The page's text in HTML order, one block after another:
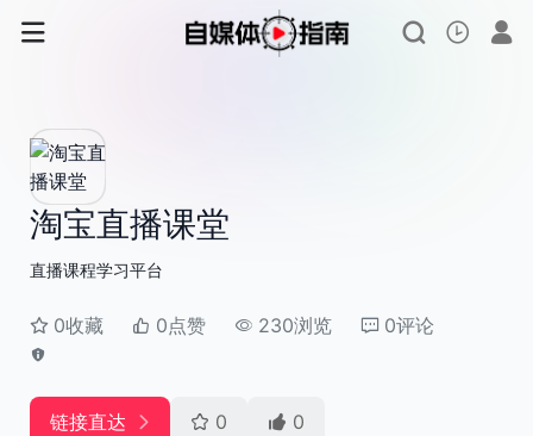
淘宝直播课堂
直播课程学习平台
0收藏 0点赞 230浏览 0评论
链接直达 0 0